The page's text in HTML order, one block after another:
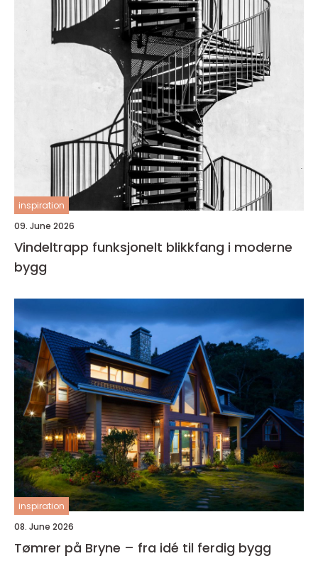
inspiration
09. June 2026
Vindeltrapp funksjonelt blikkfang i moderne
bygg
inspiration
08. June 2026
Tømrer på Bryne – fra idé til ferdig bygg